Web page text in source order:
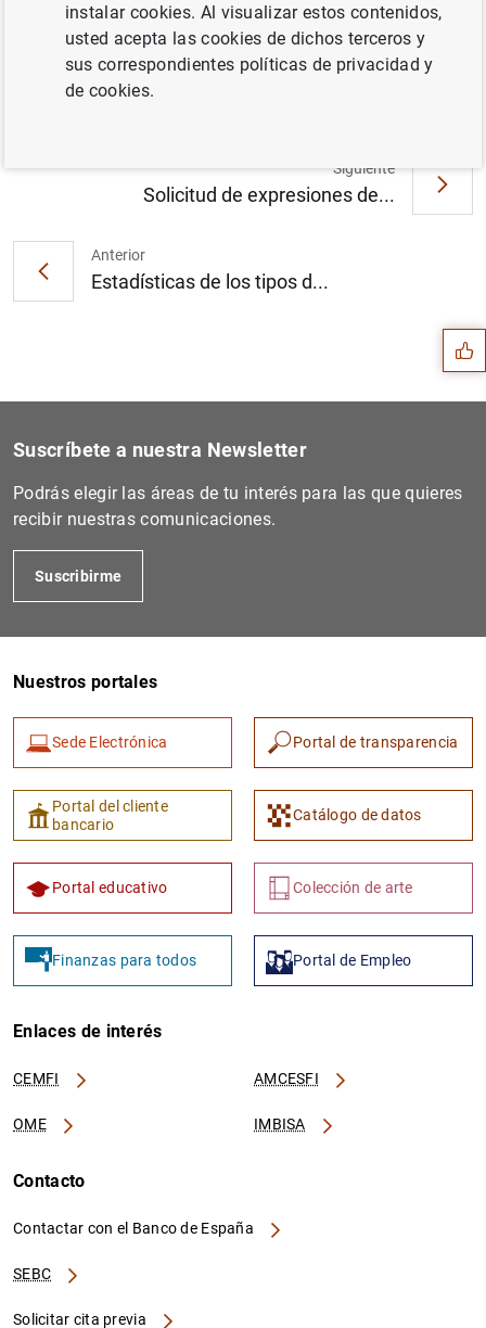
empresas de la zona del euro abril-
septiembre de 2017 (214
KB
Anterior
Estadísticas de los tipos d...
Siguiente
Solicitud de expresiones de...
Sugerencias
Suscríbete a nuestra Newsletter
Podrás elegir las áreas de tu interés para las que quieres
recibir nuestras comunicaciones.
Suscribirme
Nuestros portales
Sede Electrónica Portal de transparencia
Portal del cliente
bancario
Catálogo de datos
Portal educativo Colección de arte
Finanzas para todos Portal de Empleo
Enlaces de interés
CEMFI AMCESFI
OME IMBISA
Contacto
Contactar con el Banco de España
SEBC
Solicitar cita previa
instalar cookies. Al visualizar estos contenidos,
usted acepta las cookies de dichos terceros y
sus correspondientes políticas de privacidad y
de cookies.